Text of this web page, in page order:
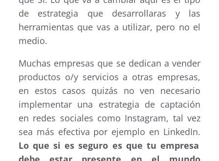
de estrategia que desarrollaras y las
herramientas que vas a utilizar, pero no el
medio.
Muchas empresas que se dedican a vender
productos o/y servicios a otras empresas,
en estos casos quizás no ven necesario
implementar una estrategia de captación
en redes sociales como Instagram, tal vez
sea más efectiva por ejemplo en LinkedIn.
Lo que si es seguro es que tu empresa